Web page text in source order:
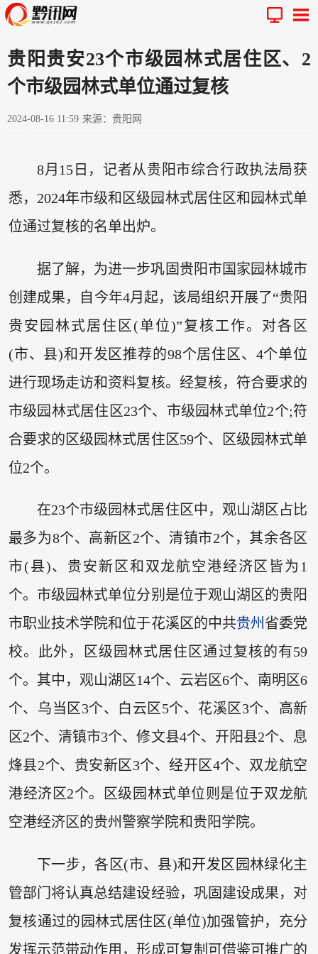
贵阳贵安23个市级园林式居住区、2
个市级园林式单位通过复核
2024-08-16 11:59 来源：贵阳网
8月15日，记者从贵阳市综合行政执法局获
悉，2024年市级和区级园林式居住区和园林式单
位通过复核的名单出炉。
据了解，为进一步巩固贵阳市国家园林城市
创建成果，自今年4月起，该局组织开展了“贵阳
贵安园林式居住区(单位)”复核工作。对各区
(市、县)和开发区推荐的98个居住区、4个单位
进行现场走访和资料复核。经复核，符合要求的
市级园林式居住区23个、市级园林式单位2个;符
合要求的区级园林式居住区59个、区级园林式单
位2个。
在23个市级园林式居住区中，观山湖区占比
最多为8个、高新区2个、清镇市2个，其余各区
市(县)、贵安新区和双龙航空港经济区皆为1
个。市级园林式单位分别是位于观山湖区的贵阳
市职业技术学院和位于花溪区的中共贵州 省委党
校。此外，区级园林式居住区通过复核的有59
个。其中，观山湖区14个、云岩区6个、南明区6
个、乌当区3个、白云区5个、花溪区3个、高新
区2个、清镇市3个、修文县4个、开阳县2个、息
烽县2个、贵安新区3个、经开区4个、双龙航空
港经济区2个。区级园林式单位则是位于双龙航
空港经济区的贵州警察学院和贵阳学院。
下一步，各区(市、县)和开发区园林绿化主
管部门将认真总结建设经验，巩固建设成果，对
复核通过的园林式居住区(单位)加强管护，充分
发挥示范带动作用，形成可复制可借鉴可推广的